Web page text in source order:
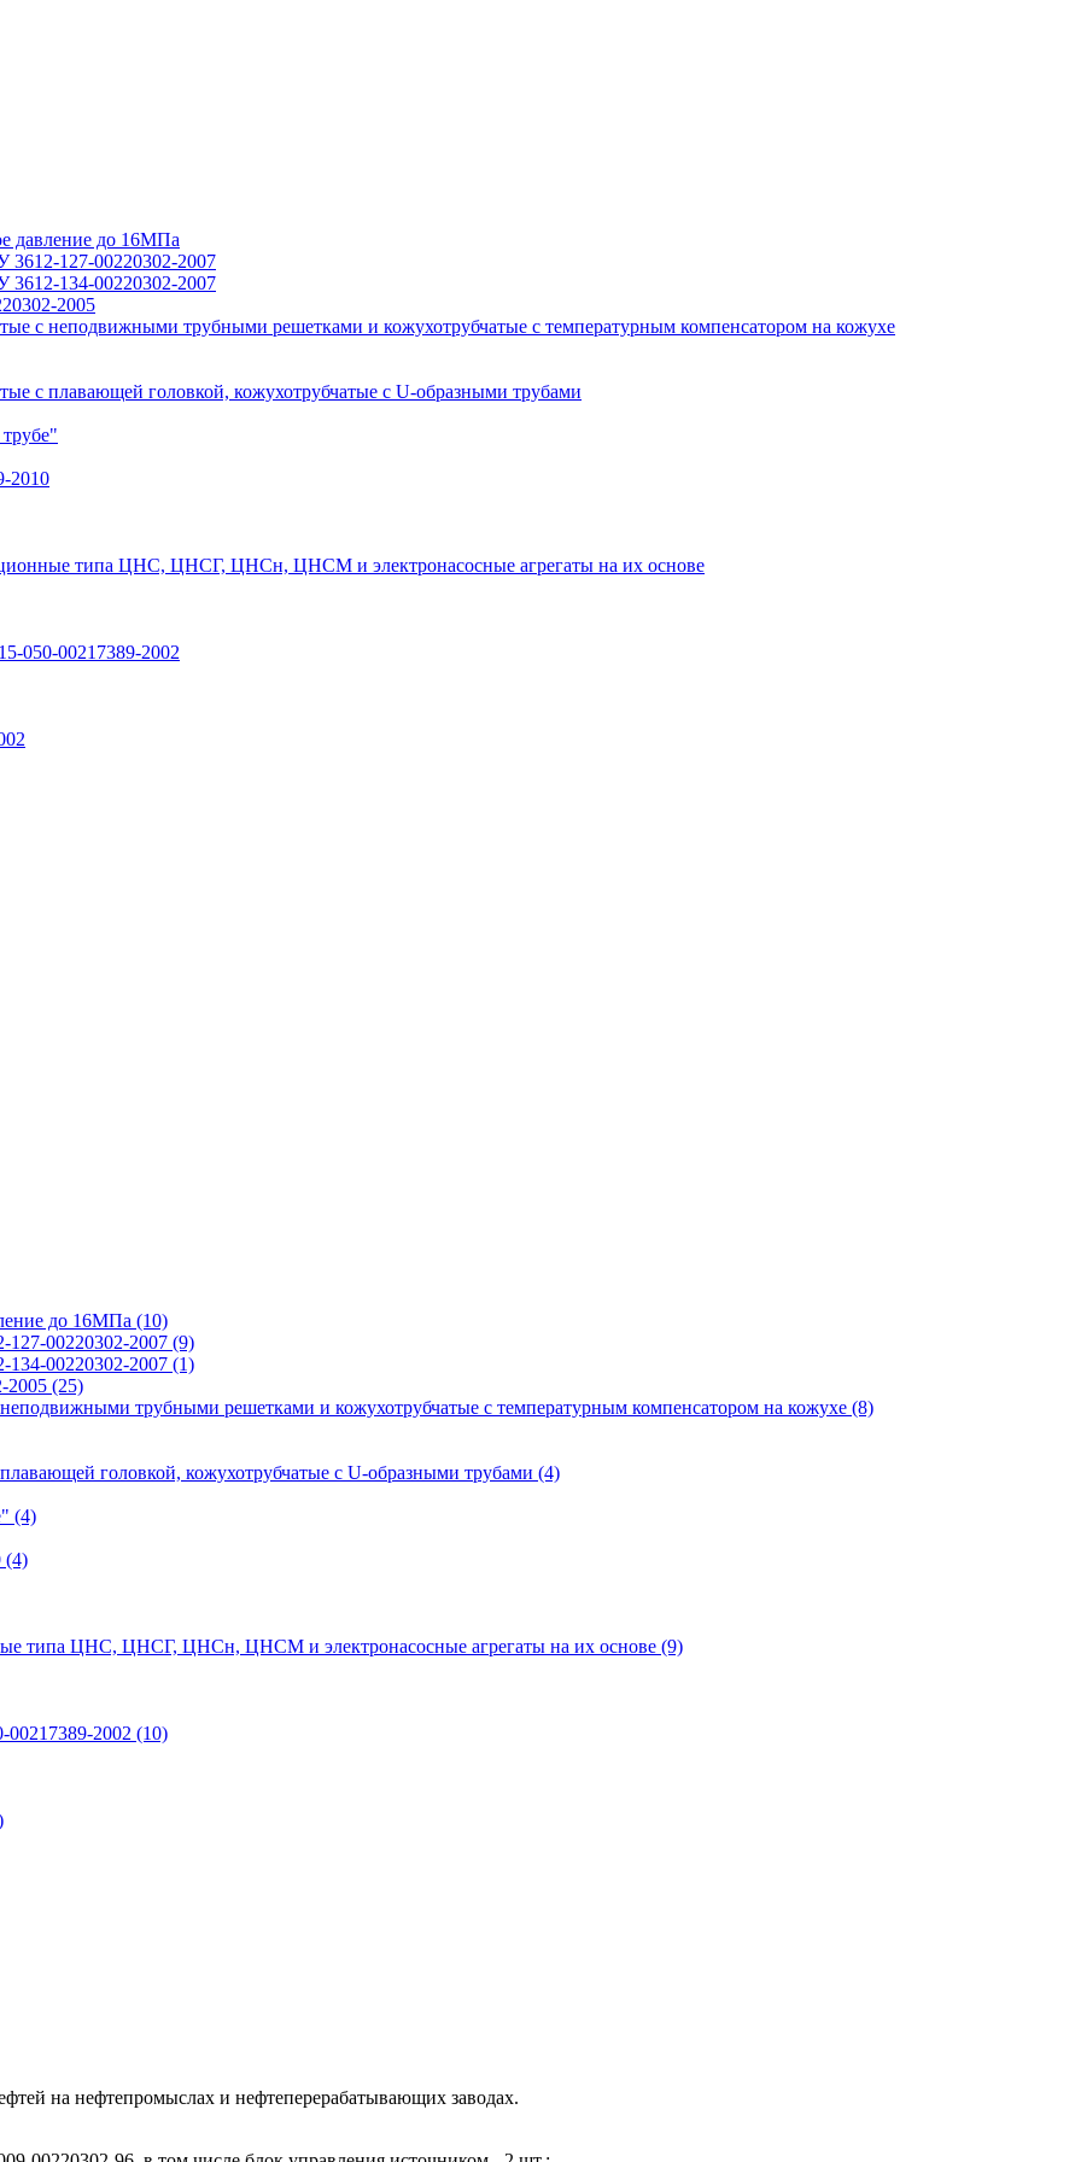
давление до 16МПа
127-00220302-2007
134-00220302-2007
2005
с неподвижными трубными решетками и кожухотрубчатые с температурным компенсатором на кожухе
с плавающей головкой, кожухотрубчатые с U-образными трубами
2010
типа ЦНС, ЦНСГ, ЦНСн, ЦНСМ и электронасосные агрегаты на их основе
050-00217389-2002
до 16МПа (10)
00220302-2007 (9)
00220302-2007 (1)
2005 (25)
трубными решетками и кожухотрубчатые с температурным компенсатором на кожухе (8)
головкой, кожухотрубчатые с U-образными трубами (4)
(4)
(4)
типа ЦНС, ЦНСГ, ЦНСн, ЦНСМ и электронасосные агрегаты на их основе (9)
00217389-2002 (10)
на нефтепромыслах и нефтеперерабатывающих заводах.